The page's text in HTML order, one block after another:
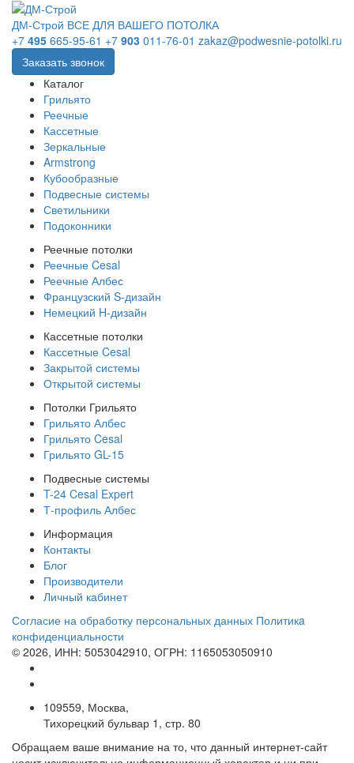
ДМ-Строй ВСЕ ДЛЯ ВАШЕГО ПОТОЛКА
+7 495 665-95-61 +7 903 011-76-01 zakaz@podwesnie-potolki.ru
Заказать звонок
Каталог
Грильято
Реечные
Кассетные
Зеркальные
Armstrong
Кубообразные
Подвесные системы
Светильники
Подоконники
Реечные потолки
Реечные Cesal
Реечные Албес
Французский S-дизайн
Немецкий H-дизайн
Кассетные потолки
Кассетные Cesal
Закрытой системы
Открытой системы
Потолки Грильято
Грильято Албес
Грильято Cesal
Грильято GL-15
Подвесные системы
T-24 Cesal Expert
Т-профиль Албес
Информация
Контакты
Блог
Производители
Личный кабинет
Согласие на обработку персональных данных Политикa
конфиденциальности
© 2026, ИНН: 5053042910, ОГРН: 1165053050910
109559, Москва,
Тихорецкий бульвар 1, стр. 80
Обращаем ваше внимание на то, что данный интернет-сайт